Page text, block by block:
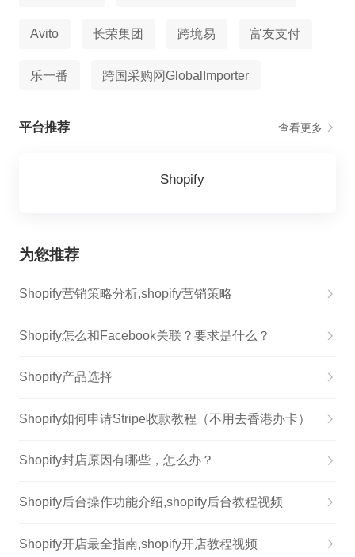
Avito 长荣集团 跨境易 富友支付
乐一番 跨国采购网GlobalImporter
平台推荐 查看更多
Shopify
为您推荐
Shopify营销策略分析,shopify营销策略
Shopify怎么和Facebook关联？要求是什么？
Shopify产品选择
Shopify如何申请Stripe收款教程（不用去香港办卡）
Shopify封店原因有哪些，怎么办？
Shopify后台操作功能介绍,shopify后台教程视频
Shopify开店最全指南,shopify开店教程视频